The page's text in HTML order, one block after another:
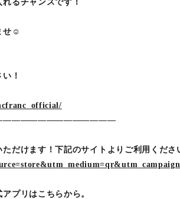
るチャンスです！
せ☺
！
だけます！下記のサイトよりご利用くださ
プリはこちらから。